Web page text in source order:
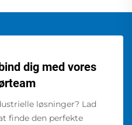
dig med vores
løsninger? Lad
finde den perfekte